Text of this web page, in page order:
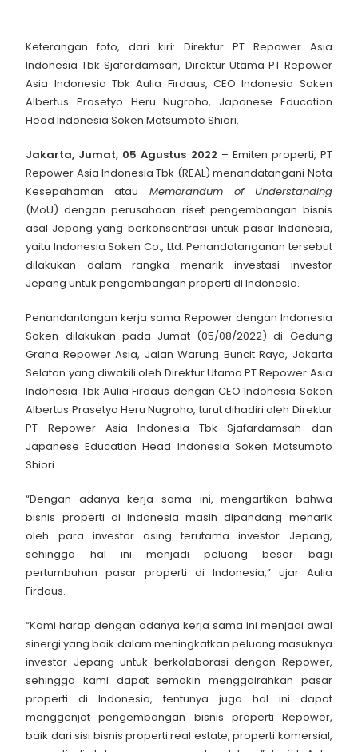
Keterangan foto, dari kiri: Direktur PT Repower Asia
Indonesia Tbk Sjafardamsah, Direktur Utama PT Repower
Asia Indonesia Tbk Aulia Firdaus, CEO Indonesia Soken
Albertus Prasetyo Heru Nugroho, Japanese Education
Head Indonesia Soken Matsumoto Shiori.
Jakarta, Jumat, 05 Agustus 2022 – Emiten properti, PT
Repower Asia Indonesia Tbk (REAL) menandatangani Nota
Kesepahaman atau Memorandum of Understanding
(MoU) dengan perusahaan riset pengembangan bisnis
asal Jepang yang berkonsentrasi untuk pasar Indonesia,
yaitu Indonesia Soken Co., Ltd. Penandatanganan tersebut
dilakukan dalam rangka menarik investasi investor
Jepang untuk pengembangan properti di Indonesia.
Penandantangan kerja sama Repower dengan Indonesia
Soken dilakukan pada Jumat (05/08/2022) di Gedung
Graha Repower Asia, Jalan Warung Buncit Raya, Jakarta
Selatan yang diwakili oleh Direktur Utama PT Repower Asia
Indonesia Tbk Aulia Firdaus dengan CEO Indonesia Soken
Albertus Prasetyo Heru Nugroho, turut dihadiri oleh Direktur
PT Repower Asia Indonesia Tbk Sjafardamsah dan
Japanese Education Head Indonesia Soken Matsumoto
Shiori.
“Dengan adanya kerja sama ini, mengartikan bahwa
bisnis properti di Indonesia masih dipandang menarik
oleh para investor asing terutama investor Jepang,
sehingga hal ini menjadi peluang besar bagi
pertumbuhan pasar properti di Indonesia,” ujar Aulia
Firdaus.
“Kami harap dengan adanya kerja sama ini menjadi awal
sinergi yang baik dalam meningkatkan peluang masuknya
investor Jepang untuk berkolaborasi dengan Repower,
sehingga kami dapat semakin menggairahkan pasar
properti di Indonesia, tentunya juga hal ini dapat
menggenjot pengembangan bisnis properti Repower,
baik dari sisi bisnis properti real estate, properti komersial,